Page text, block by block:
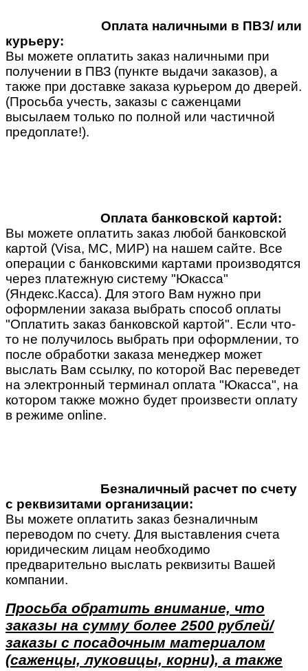
Оплата наличными в ПВЗ/ или
курьеру:
Вы можете оплатить заказ наличными при
получении в ПВЗ (пункте выдачи заказов), а
также при доставке заказа курьером до дверей.
(Просьба учесть, заказы с саженцами
высылаем только по полной или частичной
предоплате!).
Оплата банковской картой:
Вы можете оплатить заказ любой банковской
картой (Visa, MC, МИР) на нашем сайте. Все
операции с банковскими картами производятся
через платежную систему "Юкасса"
(Яндекс.Касса). Для этого Вам нужно при
оформлении заказа выбрать способ оплаты
"Оплатить заказ банковской картой". Если что-
то не получилось выбрать при оформлении, то
после обработки заказа менеджер может
выслать Вам ссылку, по которой Вас переведет
на электронный терминал оплата "Юкасса", на
котором также можно будет произвести оплату
в режиме online.
Безналичный расчет по счету
с реквизитами организации:
Вы можете оплатить заказ безналичным
переводом по счету. Для выставления счета
юридическим лицам необходимо
предварительно выслать реквизиты Вашей
компании.
Просьба обратить внимание, что
заказы на сумму более 2500 рублей/
заказы с посадочным материалом
(саженцы, луковицы, корни), а также